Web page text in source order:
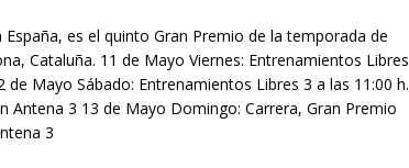
es el quinto Gran Premio de la temporada de
Cataluña. 11 de Mayo Viernes: Entrenamientos Libres
de Mayo Sábado: Entrenamientos Libres 3 a las 11:00 h.
Antena 3 13 de Mayo Domingo: Carrera, Gran Premio
3